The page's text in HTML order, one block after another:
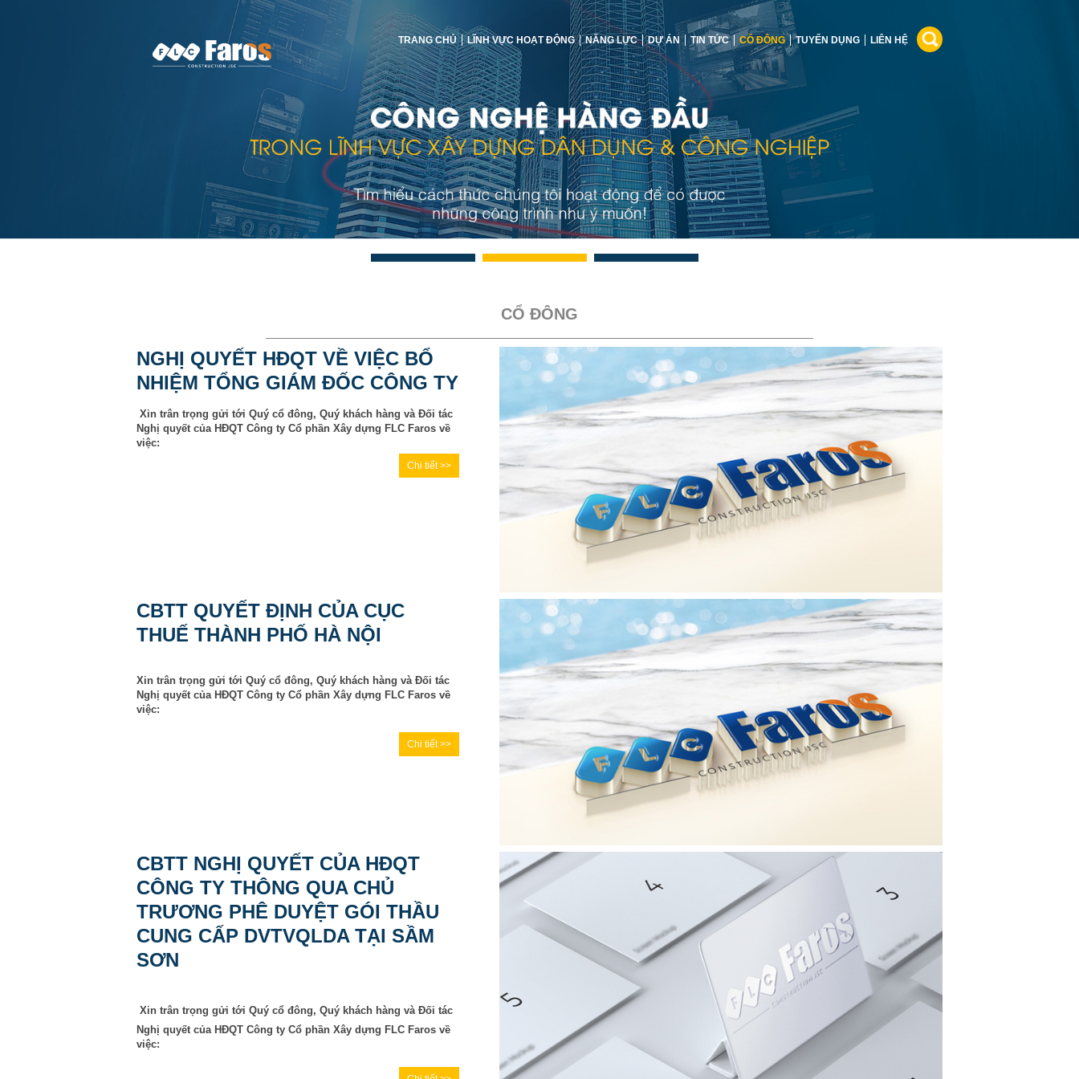
TRANG CHỦ LĨNH VỰC HOẠT ĐỘNG NĂNG LỰC DỰ ÁN TIN TỨC CỔ ĐÔNG TUYỂN DỤNG LIÊN HỆ
CỔ ĐÔNG
NGHỊ QUYẾT HĐQT VỀ VIỆC BỔ
NHIỆM TỔNG GIÁM ĐỐC CÔNG TY
Xin trân trọng gửi tới Quý cổ đông, Quý khách hàng và Đối tác
Nghị quyết của HĐQT Công ty Cổ phần Xây dựng FLC Faros về
việc:
Chi tiết >>
CBTT QUYẾT ĐỊNH CỦA CỤC
THUẾ THÀNH PHỐ HÀ NỘI
Xin trân trọng gửi tới Quý cổ đông, Quý khách hàng và Đối tác
Nghị quyết của HĐQT Công ty Cổ phần Xây dựng FLC Faros về
việc:
Chi tiết >>
CBTT NGHỊ QUYẾT CỦA HĐQT
CÔNG TY THÔNG QUA CHỦ
TRƯƠNG PHÊ DUYỆT GÓI THẦU
CUNG CẤP DVTVQLDA TẠI SẦM
SƠN
Xin trân trọng gửi tới Quý cổ đông, Quý khách hàng và Đối tác
Nghị quyết của HĐQT Công ty Cổ phần Xây dựng FLC Faros về
việc: